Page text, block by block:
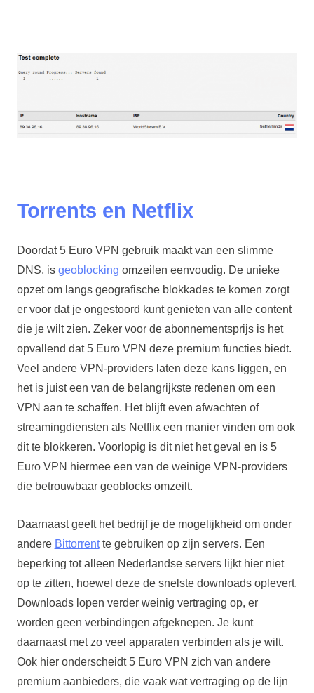
Torrents en Netflix
Doordat 5 Euro VPN gebruik maakt van een slimme
DNS, is geoblocking omzeilen eenvoudig. De unieke
opzet om langs geografische blokkades te komen zorgt
er voor dat je ongestoord kunt genieten van alle content
die je wilt zien. Zeker voor de abonnementsprijs is het
opvallend dat 5 Euro VPN deze premium functies biedt.
Veel andere VPN-providers laten deze kans liggen, en
het is juist een van de belangrijkste redenen om een
VPN aan te schaffen. Het blijft even afwachten of
streamingdiensten als Netflix een manier vinden om ook
dit te blokkeren. Voorlopig is dit niet het geval en is 5
Euro VPN hiermee een van de weinige VPN-providers
die betrouwbaar geoblocks omzeilt.
Daarnaast geeft het bedrijf je de mogelijkheid om onder
andere Bittorrentte gebruiken op zijn servers. Een
beperking tot alleen Nederlandse servers lijkt hier niet
op te zitten, hoewel deze de snelste downloads oplevert.
Downloads lopen verder weinig vertraging op, er
worden geen verbindingen afgeknepen. Je kunt
daarnaast met zo veel apparaten verbinden als je wilt.
Ook hier onderscheidt 5 Euro VPN zich van andere
premium aanbieders, die vaak wat vertraging op de lijn